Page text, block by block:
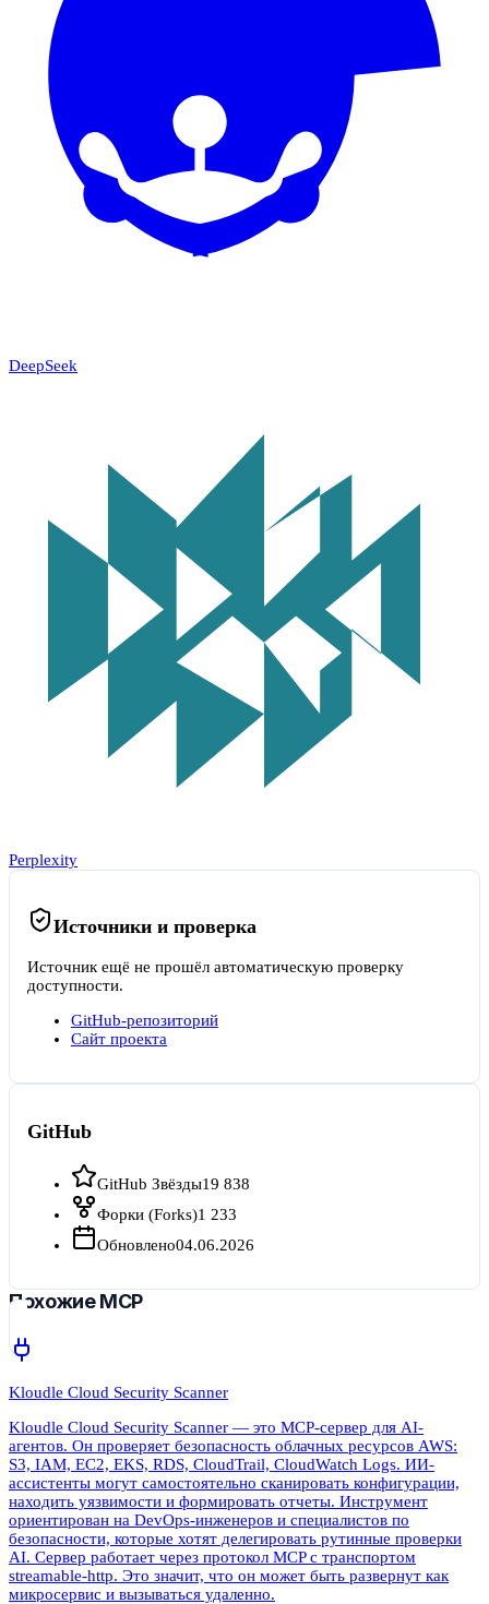
DeepSeek
Perplexity
Источники и проверка
Источник ещё не прошёл автоматическую проверку
доступности.
GitHub-репозиторий
Сайт проекта
GitHub
GitHub Звёзды19 838
Форки (Forks)1 233
Обновлено04.06.2026
Похожие MCP
Kloudle Cloud Security Scanner
Kloudle Cloud Security Scanner — это MCP-сервер для AI-
агентов. Он проверяет безопасность облачных ресурсов AWS:
S3, IAM, EC2, EKS, RDS, CloudTrail, CloudWatch Logs. ИИ-
ассистенты могут самостоятельно сканировать конфигурации,
находить уязвимости и формировать отчеты. Инструмент
ориентирован на DevOps-инженеров и специалистов по
безопасности, которые хотят делегировать рутинные проверки
AI. Сервер работает через протокол MCP с транспортом
streamable-http. Это значит, что он может быть развернут как
микросервис и вызываться удаленно.